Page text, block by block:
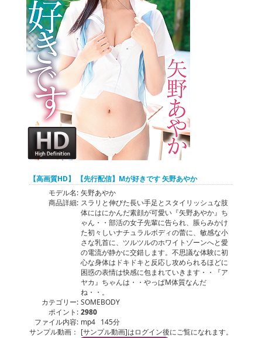
【高画質HD】 【先行配信】Mが好きです 矢野あやか
モデル名: 矢野あやか
商品詳細: スラリと伸びた長い手足とスタイリッシュな肢
体にはにかんだ素顔が可愛い『矢野あやか』ち
ゃん・・部活の女子先輩に告られ、脹らみかけ
た初々しいナチュラルボディの蕾に、敏感な小
さな乳首に、ツルツルのホワイトゾーンへと愛
の電流が静かに交錯します。不思議な体験に初
心な身体はドキドキと反応し攻められるほどに
困惑の表情は快感に包まれていきます・・『ア
ヤカ』ちゃんは・・やっぱM体質なんだ
ね・・。
カテゴリー: SOMEBODY
ポイント: 2980
ファイル内容: mp4 145分
サンプル動画： [サンプル動画]はログイン後にご覧になれます。